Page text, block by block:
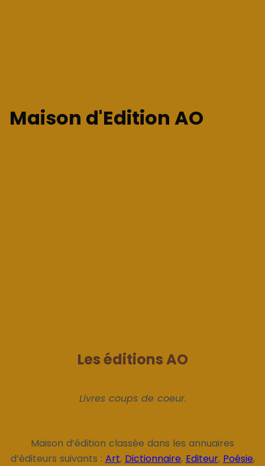
Maison d'Edition AO
Les éditions AO
Livres coups de coeur.
Maison d’édition classée dans les annuaires
d’éditeurs suivants : Art, Dictionnaire, Editeur, Poésie,